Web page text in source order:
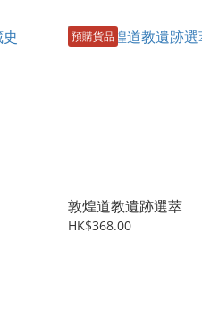
預購貨品
敦煌道教遺跡選萃
HK$368.00